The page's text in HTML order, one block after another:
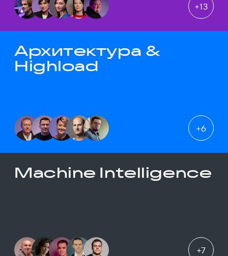
+13
Архитектура &
Highload
+6
Machine Intelligence
+7